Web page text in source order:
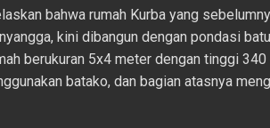
bahwa rumah Kurba yang
kini dibangun dengan pondasi
berukuran 5x4 meter dengan tinggi
batako, dan bagian atasnya